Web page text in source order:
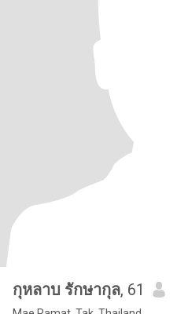
กุหลาบ รักษากุล, 61